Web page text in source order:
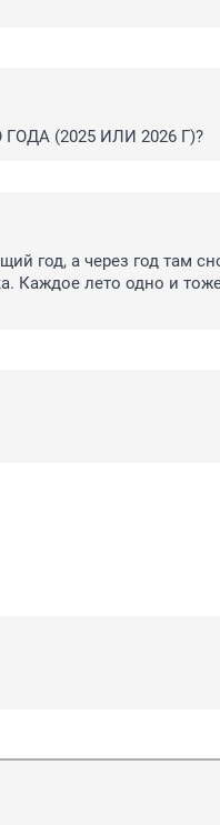
(2025 ИЛИ 2026 Г)?
год, а через год там
Каждое лето одно и